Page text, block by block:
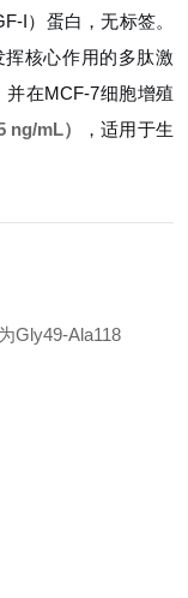
I）蛋白，无标签。
核心作用的多肽激
并在MCF-7细胞增殖
ng/mL）
，适用于生
Gly49-Ala118